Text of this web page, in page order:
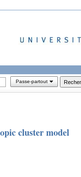
Passe-partout
cluster model